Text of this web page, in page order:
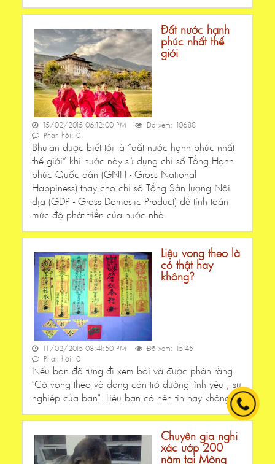
Đất nước hạnh
phúc nhất thế
giới
15/02/2015 06:12:00 PM
Đã xem: 10688
Phản hồi: 0
Bhutan được biết tới là “đất nước hạnh phúc nhất
thế giới” khi nước này sử dụng chỉ số Tổng Hạnh
phúc Quốc dân (GNH - Gross National
Happiness) thay cho chỉ số Tổng Sản lượng Nội
địa (GDP - Gross Domestic Product) để tính toán
mức độ phát triển của nước nhà
Liệu vong theo là
có thật hay
không?
11/02/2015 08:41:50 PM
Đã xem: 15145
Phản hồi: 0
Nếu bạn đã từng đi xem bói và được phán rằng
"Có vong theo và đang cản trở đường tình yêu , sự
nghiệp của bạn". Liệu bạn có nên tin hay không?
Chuyên gia nghi
xác ướp 200
năm tại Mông